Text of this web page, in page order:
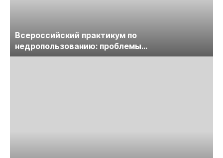
Всероссийский практикум по
недропользованию: проблемы
лицензирования, цифровизации, экспертизы